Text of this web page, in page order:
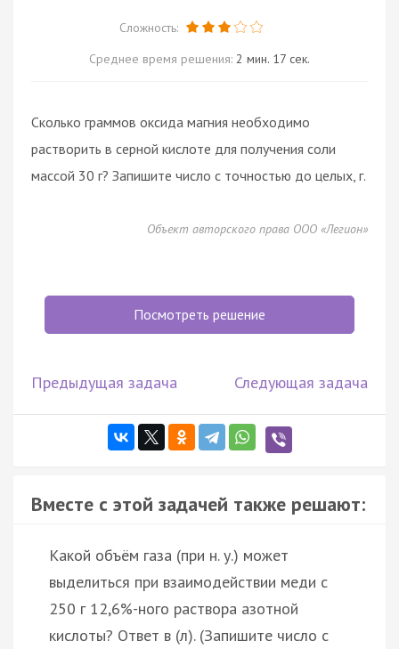
Сложность:
Среднее время решения: 2 мин. 17 сек.
Сколько граммов оксида магния необходимо
растворить в серной кислоте для получения соли
массой 30 г? Запишите число с точностью до целых, г.
Объект авторского права ООО «Легион»
Посмотреть решение
Предыдущая задача Следующая задача
Вместе с этой задачей также решают:
Какой объём газа (при н. у.) может
выделиться при взаимодействии меди с
250 г 12,6%-ного раствора азотной
кислоты? Ответ в (л). (Запишите число с